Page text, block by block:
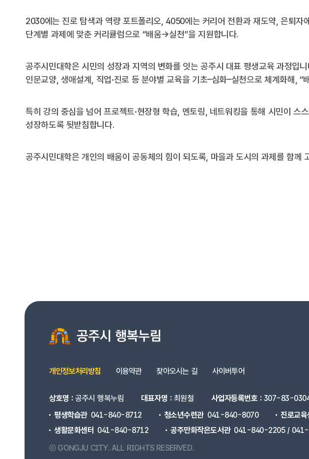
2030에는 진로 탐색과 역량 포트폴리오, 4050에는 커리어 전환과 재도약, 은퇴자
단계별 과제에 맞춘 커리큘럼으로 “배움→실천”을 지원합니다.
공주시민대학은 시민의 성장과 지역의 변화를 잇는 공주시 대표 평생교육 과정입니
인문교양, 생애설계, 직업·진로 등 분야별 교육을 기초–심화–실천으로 체계화해,
특히 강의 중심을 넘어 프로젝트·현장형 학습, 멘토링, 네트워킹을 통해 시민이 스
성장하도록 뒷받침합니다.
공주시민대학은 개인의 배움이 공동체의 힘이 되도록, 마을과 도시의 과제를 함께
개인정보처리방침 이용약관 찾아오시는 길 사이버투어
상호명 :공주시 행복누림 대표자명 :최원철 사업자등록번호 :307-83-
평생학습관 041-840-8712 청소년수련관 041-840-8070 진로교육
생활문화센터 041-840-8712 공주만화작은도서관 041-840-2205 /
ⓒ GONGJU CITY. ALL RIGHTS RESERVED.